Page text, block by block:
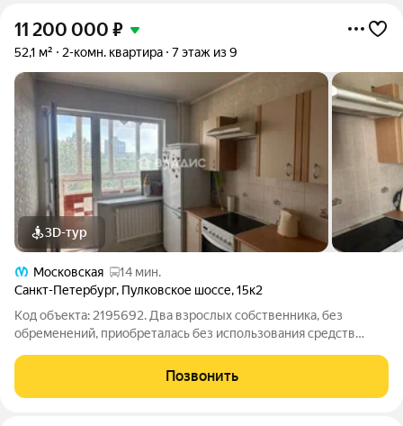
11 200 000 ₽
52,1 м² 2-комн. квартира 7 этаж из 9
3D-тур
Московская
14 мин.
Санкт-Петербург, Пулковское шоссе,15к2
Код объекта: 2195692. Два взрослых собственника, без
обременений, приобреталась без использования средств
в собственности. Предлагается к покупке просторная, светлая,
теплая двухкомнатная
Позвонить